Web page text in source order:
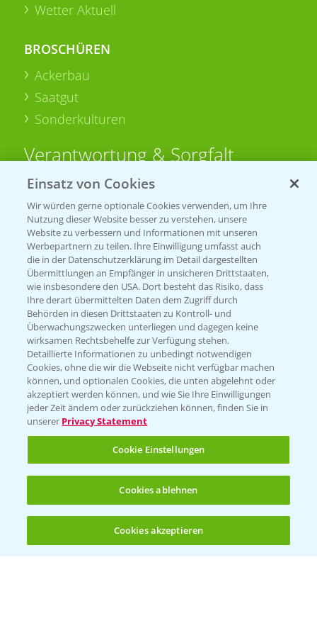
(noch 4)
Wetter Aktuell
BROSCHÜREN
Ackerbau
Saatgut
Sonderkulturen
Verantwortung & Sorgfalt
Sammelstellen und Termine
PRE - Chemikalien sicher entsorgen
Sammelstellen und Termine
Kontakt & Notfall
Beratung auf WhatsApp
T.+49 (0)174 346 564 1
KONTAKT
Hilfe in Notfällen
+49 (0)214/30-20220
Einsatz von Cookies
Wir würden gerne optionale Cookies verwenden, um Ihre
Nutzung dieser Website besser zu verstehen, unsere
Website zu verbessern und Informationen mit unseren
Werbepartnern zu teilen. Ihre Einwilligung umfasst auch
die in der Datenschutzerklärung im Detail dargestellten
Übermittlungen an Empfänger in unsicheren Drittstaaten,
wie insbesondere den USA. Dort besteht das Risiko, dass
Ihre derart übermittelten Daten dem Zugriff durch
Behörden in diesen Drittstaaten zu Kontroll- und
Überwachungszwecken unterliegen und dagegen keine
wirksamen Rechtsbehelfe zur Verfügung stehen.
Detaillierte Informationen zu unbedingt notwendigen
Cookies, ohne die wir die Webseite nicht verfügbar machen
können, und optionalen Cookies, die unten abgelehnt oder
akzeptiert werden können, und wie Sie Ihre Einwilligungen
jeder Zeit ändern oder zurückziehen können, finden Sie in
unserer Privacy Statement
Cookie Einstellungen
Cookies ablehnen
Cookies akzeptieren